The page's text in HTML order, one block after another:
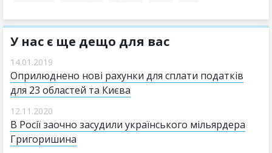
У нас є ще дещо для вас
14.01.2019
Оприлюднено нові рахунки для сплати податків
для 23 областей та Києва
12.11.2020
В Росії заочно засудили українського мільярдера
Григоришина